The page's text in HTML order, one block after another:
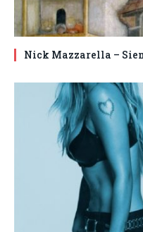
Nick Mazzarella –